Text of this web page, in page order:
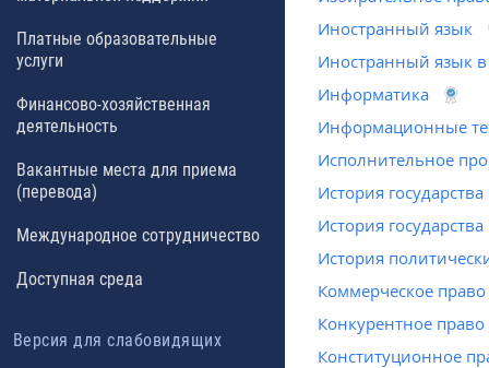
Иностранный язык
Иностранный язык
Информатика
Информационные
Исполнительное
История
История
История
Коммерческое право
Конкурентное право
Конституционное
Платные образовательные
услуги
Финансово-хозяйственная
деятельность
Вакантные места для приема
(перевода)
Международное сотрудничество
Доступная среда
Версия для слабовидящих